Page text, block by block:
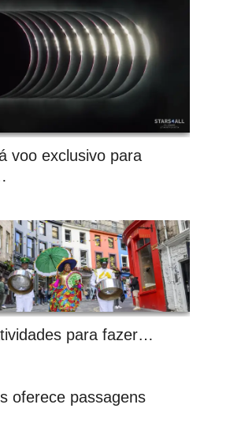
voo exclusivo para
para fazer…
oferece passagens